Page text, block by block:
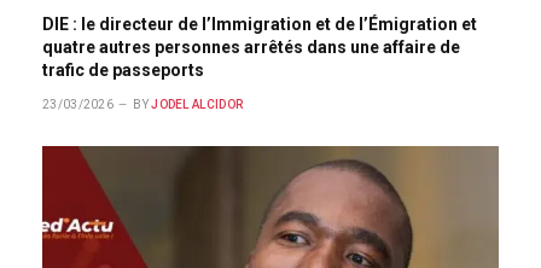
DIE : le directeur de l’Immigration et de l’Émigration et
quatre autres personnes arrêtés dans une affaire de
trafic de passeports
23/03/2026 BY JODEL ALCIDOR